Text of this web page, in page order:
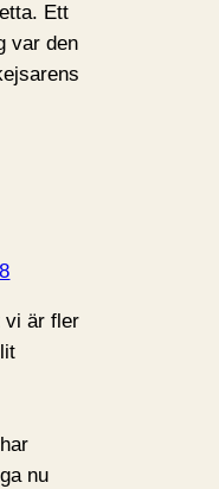
Ett
var den
vi är fler
nu